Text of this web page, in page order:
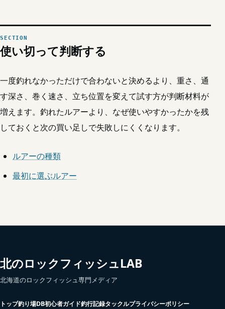
使い切って判断する
一度釣れなかっただけで合わないと決めるより、重さ、通
す深さ、巻く速さ、立ち位置を変えて試す方が判断材料が
増えます。釣れたルアーより、なぜ使いやすかったかを残
しておくと次の買い足しで失敗しにくくなります。
ルアーの種類
最初に選ぶルアー
北のロックフィッシュLAB
北海道のロックフィッシュ専門メディア
トップ釣り場DB初心者ガイド釣行記録タックルプライバシーポリシー